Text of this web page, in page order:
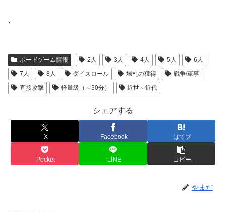
.
ボードゲーム情報 2人 3人 4人 5人
6人
7人
8人 ダイスロール 場札の獲得
戦争/軍事
直接攻撃
軽量級（～30分） 近世～近代
シェアする
X Facebook はてブ
Pocket LINE コピー
やまだ